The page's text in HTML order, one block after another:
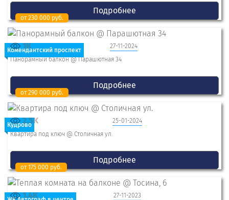
Подробнее
Комендантский проспект
от 230 000 руб.
27-11-2024
1K
Панорамный балкон @ Парашютная 34
Подробнее
Кудрово
от 290 000 руб.
25-01-2024
2.5K
Квартира под ключ @ Столичная ул.
Подробнее
от 175 000 руб.
27-11-2023
1.4K